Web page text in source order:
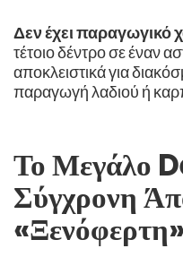
Δεν έχει παραγωγικό
τέτοιο δέντρο σε έναν
αποκλειστικά για
παραγωγή λαδιού ή
Το Μεγάλο
Σύγχρονη